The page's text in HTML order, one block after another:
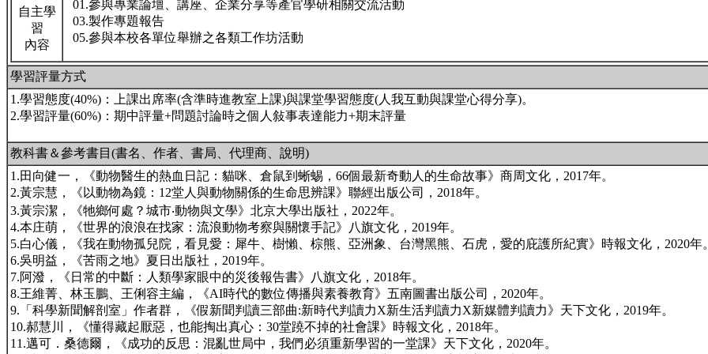
自主學
習
內容
01.參與專業論壇、講座、企業分享等產官學研相關交流活動
03.製作專題報告
05.參與本校各單位舉辦之各類工作坊活動
學習評量方式
1.學習態度(40%)：上課出席率(含準時進教室上課)與課堂學習態度(人我互動與課堂心得分享)。
2.學習評量(60%)：期中評量+問題討論時之個人敍事表達能力+期末評量
教科書＆參考書目(書名、作者、書局、代理商、說明)
1.田向健一，《動物醫生的熱血日記：貓咪、倉鼠到蜥蜴，66個最新奇動人的生命故事》商周文化，2017年。
2.黃宗慧，《以動物為鏡：12堂人與動物關係的生命思辨課》聯經出版公司，2018年。
3.黃宗潔，《牠鄉何處？城市‧動物與文學》北京大學出版社，2022年。
4.本庄萌，《世界的浪浪在找家：流浪動物考察與關懷手記》八旗文化，2019年。
5.白心儀，《我在動物孤兒院，看見愛：犀牛、樹懶、棕熊、亞洲象、台灣黑熊、石虎，愛的庇護所紀實》時報文化，2020年
6.吳明益，《苦雨之地》夏日出版社，2019年。
7.阿潑，《日常的中斷：人類學家眼中的災後報告書》八旗文化，2018年。
8.王維菁、林玉鵬、王俐容主編，《AI時代的數位傳播與素養教育》五南圖書出版公司，2020年。
9.「科學新聞解剖室」作者群，《假新聞判讀三部曲:新時代判讀力X新生活判讀力X新媒體判讀力》天下文化，2019年。
10.郝慧川，《懂得藏起厭惡，也能掏出真心：30堂蹺不掉的社會課》時報文化，2018年。
11.邁可．桑德爾，《成功的反思：混亂世局中，我們必須重新學習的一堂課》天下文化，2020年。